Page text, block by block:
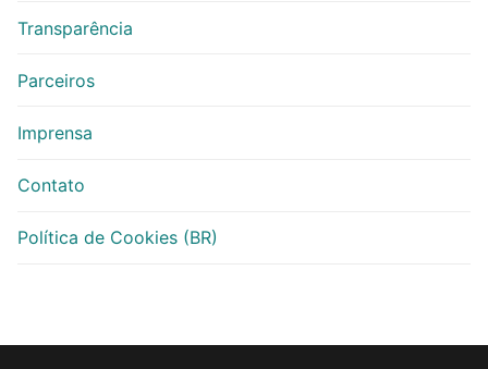
Transparência
Parceiros
Imprensa
Contato
Política de Cookies (BR)